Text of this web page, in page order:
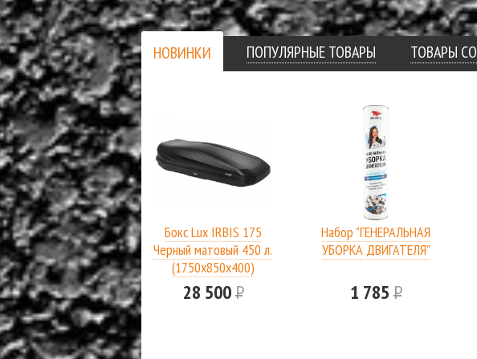
НОВИНКИ ПОПУЛЯРНЫЕ ТОВАРЫ ТОВАРЫ
Бокс Lux IRBIS 175
Черный матовый 450 л.
(1750х850х400)
28 500Р
Набор "ГЕНЕРАЛЬНАЯ
УБОРКА ДВИГАТЕЛЯ"
1 785Р